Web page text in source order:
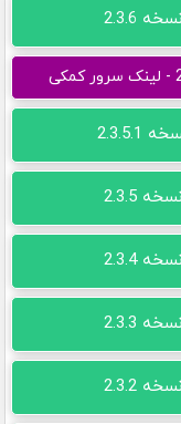
2.3.6
2.3.5
2.3.4
2.3.3
2.3.2